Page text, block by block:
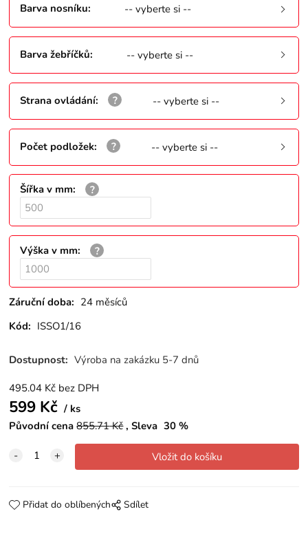
Barva nosníku: -- vyberte si --
Barva žebříčků: -- vyberte si --
Strana ovládání: -- vyberte si --
Počet podložek: -- vyberte si --
Šířka v mm:
Výška v mm:
Záruční doba: 24 měsíců
Kód: ISSO1/16
Dostupnost: Výroba na zakázku 5-7 dnů
495.04 Kč bez DPH
599 Kč
ks
Původní cena 855.71Kč Sleva 30 %
Přidat do oblíbených Sdílet